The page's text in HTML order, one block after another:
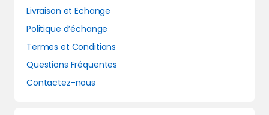
Livraison et Echange
Politique d’échange
Termes et Conditions
Questions Fréquentes
Contactez-nous